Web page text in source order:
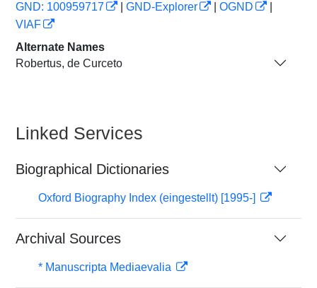
GND: 100959717
GND-Explorer OGND
VIAF
Alternate Names
Robertus, de Curceto
Linked Services
Biographical Dictionaries
Oxford Biography Index (eingestellt) [1995-]
Archival Sources
* Manuscripta Mediaevalia